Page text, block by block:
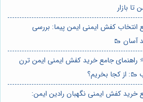
تا بازار
انتخاب کفش ایمنی ایمن پیما: بررسی
آسان 🥾
راهنمای جامع خرید کفش ایمنی ایمن ترن
🥾: از کجا بخریم؟
خرید کفش ایمنی نگهبان رادین ایمن: